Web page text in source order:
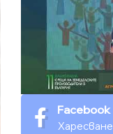
Facebook
Харесване